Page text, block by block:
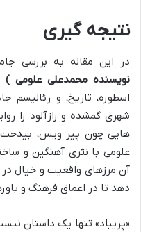
نتیجه گیری
در این مقاله به بررسی
نویسنده محمدعلی علومی )
اسطوره، تاریخ، و رئالیسم
شهری گمشده و رازآلود را
هایی چون پیر ویس،
علومی با نثری آهنگین و
آن مرزهای واقعیت و خیال
دهد تا در اعماق فرهنگ و
«پریباد» تنها یک داستان